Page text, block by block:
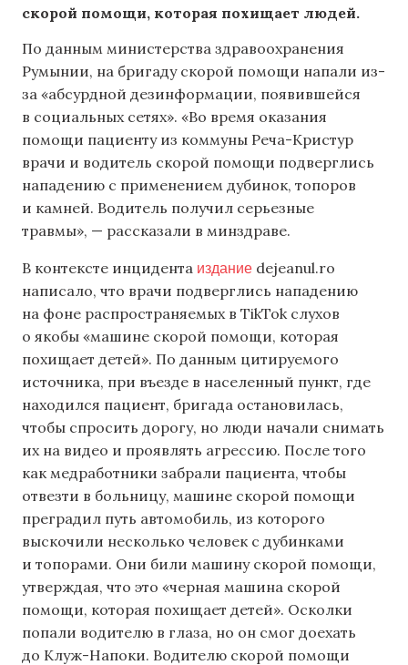
скорой помощи, которая похищает людей.
По данным министерства здравоохранения
Румынии, на бригаду скорой помощи напали из-
за «абсурдной дезинформации, появившейся
в социальных сетях». «Во время оказания
помощи пациенту из коммуны Реча-Кристур
врачи и водитель скорой помощи подверглись
нападению с применением дубинок, топоров
и камней. Водитель получил серьезные
травмы», — рассказали в минздраве.
В контексте инцидента издание dejeanul.ro
написало, что врачи подверглись нападению
на фоне распространяемых в TikTok слухов
о якобы «машине скорой помощи, которая
похищает детей». По данным цитируемого
источника, при въезде в населенный пункт, где
находился пациент, бригада остановилась,
чтобы спросить дорогу, но люди начали снимать
их на видео и проявлять агрессию. После того
как медработники забрали пациента, чтобы
отвезти в больницу, машине скорой помощи
преградил путь автомобиль, из которого
выскочили несколько человек с дубинками
и топорами. Они били машину скорой помощи,
утверждая, что это «черная машина скорой
помощи, которая похищает детей». Осколки
попали водителю в глаза, но он смог доехать
до Клуж-Напоки. Водителю скорой помощи